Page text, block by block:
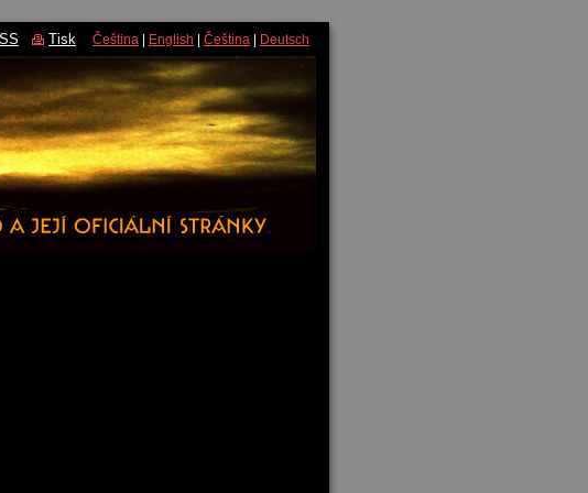
Tisk Čeština English Čeština Deutsch